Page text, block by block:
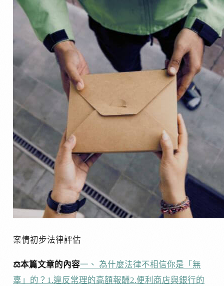
案情初步法律評估
⚖️本篇文章的內容一、 為什麼法律不相信你是「無
辜」的？ 1.違反常理的高額報酬2.便利商店與銀行的